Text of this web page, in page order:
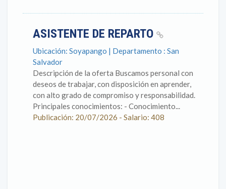
ASISTENTE DE REPARTO
Ubicación: Soyapango | Departamento : San
Salvador
Descripción de la oferta Buscamos personal con
deseos de trabajar, con disposición en aprender,
con alto grado de compromiso y responsabilidad.
Principales conocimientos: - Conocimiento...
Publicación: 20/07/2026 - Salario: 408